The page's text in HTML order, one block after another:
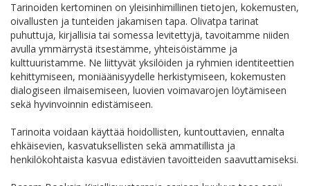
Tarinoiden kertominen on yleisinhimillinen tietojen, kokemusten,
oivallusten ja tunteiden jakamisen tapa. Olivatpa tarinat
puhuttuja, kirjallisia tai somessa levitettyjä, tavoitamme niiden
avulla ymmärrystä itsestämme, yhteisöistämme ja
kulttuuristamme. Ne liittyvät yksilöiden ja ryhmien identiteettien
kehittymiseen, moniäänisyydelle herkistymiseen, kokemusten
dialogiseen ilmaisemiseen, luovien voimavarojen löytämiseen
sekä hyvinvoinnin edistämiseen.
Tarinoita voidaan käyttää hoidollisten, kuntouttavien, ennalta
ehkäisevien, kasvatuksellisten sekä ammatillista ja
henkilökohtaista kasvua edistävien tavoitteiden saavuttamiseksi.